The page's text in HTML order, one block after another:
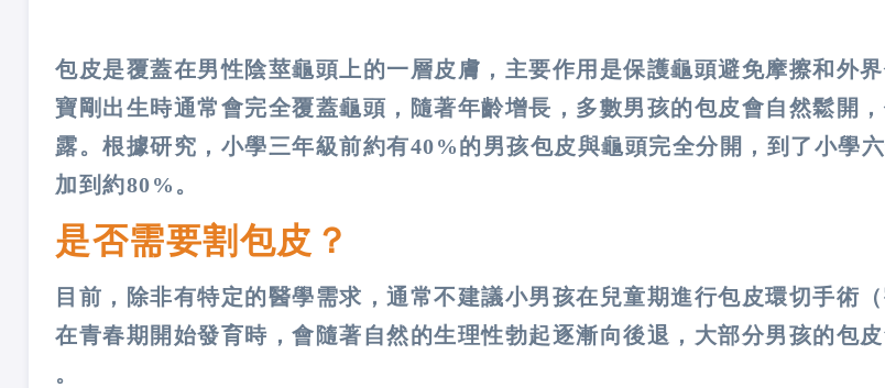
包皮是覆蓋在男性陰莖龜頭上的一層皮膚，主要作用是保護龜頭避免摩擦和外
寶剛出生時通常會完全覆蓋龜頭，隨著年齡增長，多數男孩的包皮會自然鬆開
露。根據研究，小學三年級前約有40%的男孩包皮與龜頭完全分開，到了小學
加到約80%​​。
是否需要割包皮？
目前，除非有特定的醫學需求，通常不建議小男孩在兒童期進行包皮環切手術
在青春期開始發育時，會隨著自然的生理性勃起逐漸向後退，大部分男孩的包
。